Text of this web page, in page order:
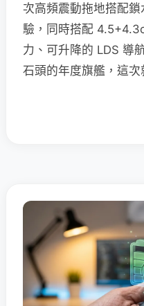
次高頻震動拖地搭配
驗，同時搭配
力、可升降的 LDS 導
石頭的年度旗艦，這次